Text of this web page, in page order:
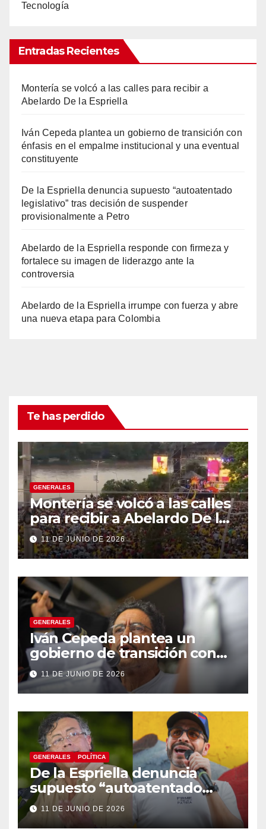
Tecnología
Entradas Recientes
Montería se volcó a las calles para recibir a
Abelardo De la Espriella
Iván Cepeda plantea un gobierno de transición con
énfasis en el empalme institucional y una eventual
constituyente
De la Espriella denuncia supuesto “autoatentado
legislativo” tras decisión de suspender
provisionalmente a Petro
Abelardo de la Espriella responde con firmeza y
fortalece su imagen de liderazgo ante la
controversia
Abelardo de la Espriella irrumpe con fuerza y abre
una nueva etapa para Colombia
Te has perdido
GENERALES
Montería se volcó a las calles
para recibir a Abelardo De la
Espriella
11 DE JUNIO DE 2026
GENERALES
Iván Cepeda plantea un
gobierno de transición con
énfasis en el empalme
institucional y una eventual
constituyente
11 DE JUNIO DE 2026
GENERALES POLÍTICA
De la Espriella denuncia
supuesto “autoatentado
legislativo” tras decisión de
suspender provisionalmente
11 DE JUNIO DE 2026